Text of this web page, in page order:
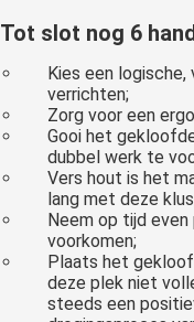
Tot slot nog 6
Kies een
verrichten;
Zorg voor een
Gooi het
dubbel werk te
Vers hout is het
lang met deze
Neem op tijd
voorkomen;
Plaats het
deze plek niet
steeds een